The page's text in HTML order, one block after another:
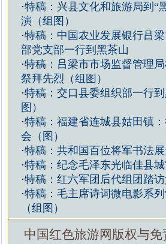
·特稿：兴县文化和旅游局到“
演（组图）
·特稿：中国农业发展银行吕
部党支部一行到黑茶山
·特稿：吕梁市市场监督管理
祭拜先烈（组图）
·特稿：交口县委组织部一行
图）
·特稿：福建省连城县姑田镇
会（图）
·特稿：共和国百位将军书法
·特稿：纪念毛泽东光临佳县
·特稿：红六军团后代组团踏
·特稿：毛主席诗词微电影系
（组图）
中国红色旅游网版权与免